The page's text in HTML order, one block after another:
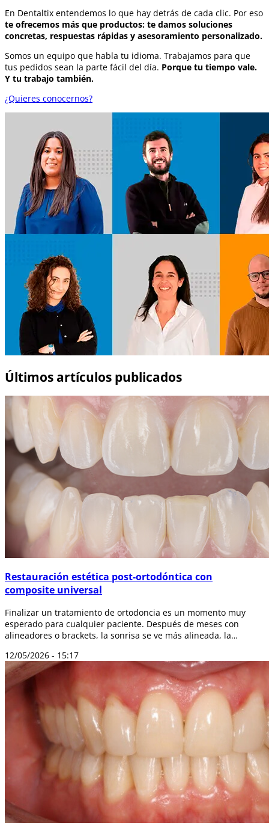
En Dentaltix entendemos lo que hay detrás de cada clic. Por eso
te ofrecemos más que productos: te damos soluciones
concretas, respuestas rápidas y asesoramiento personalizado.
Somos un equipo que habla tu idioma. Trabajamos para que
tus pedidos sean la parte fácil del día. Porque tu tiempo vale.
Y tu trabajo también.
¿Quieres conocernos?
Últimos artículos publicados
Restauración estética post-ortodóntica con
composite universal
Finalizar un tratamiento de ortodoncia es un momento muy
esperado para cualquier paciente. Después de meses con
alineadores o brackets, la sonrisa se ve más alineada, la
12/05/2026 - 15:17